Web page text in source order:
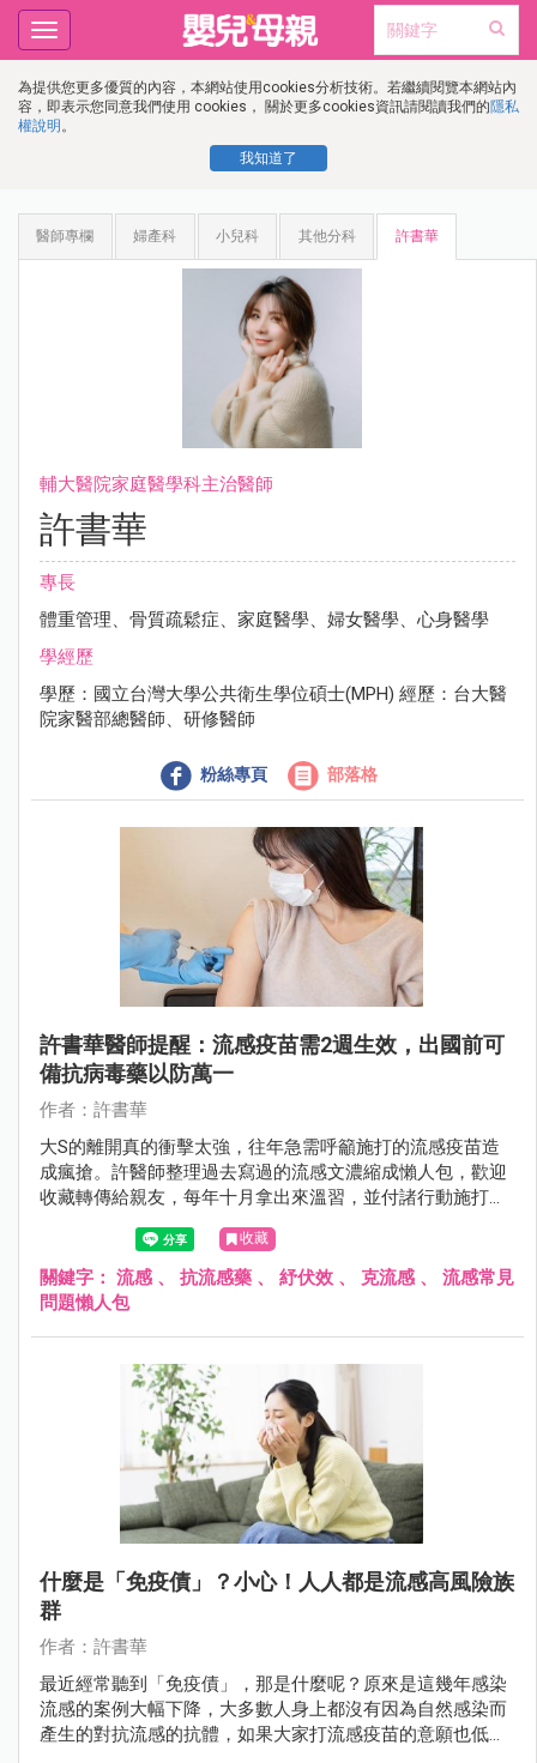
為提供您更多優質的內容，本網站使用cookies分析技術。若繼續閱覽本網站內
容，即表示您同意我們使用 cookies， 關於更多cookies資訊請閱讀我們的隱私
權說明 。
我知道了
Toggle
navigation
醫師專欄 婦產科 小兒科 其他分科 許書華
輔大醫院家庭醫學科主治醫師
許書華
專長
體重管理、骨質疏鬆症、家庭醫學、婦女醫學、心身醫學
學經歷
學歷：國立台灣大學公共衛生學位碩士(MPH) 經歷：台大醫
院家醫部總醫師、研修醫師
粉絲專頁 部落格
許書華醫師提醒：流感疫苗需2週生效，出國前可
備抗病毒藥以防萬一
作者：許書華
大S的離開真的衝擊太強，往年急需呼籲施打的流感疫苗造
成瘋搶。許醫師整理過去寫過的流感文濃縮成懶人包，歡迎
收藏轉傳給親友，每年十月拿出來溫習，並付諸行動施打
收藏
關鍵字： 流感 、 抗流感藥 、 紓伏效 、 克流感 、 流感常見
問題懶人包
什麼是「免疫債」？小心！人人都是流感高風險族
群
作者：許書華
最近經常聽到「免疫債」，那是什麼呢？原來是這幾年感染
流感的案例大幅下降，大多數人身上都沒有因為自然感染而
產生的對抗流感的抗體，如果大家打流感疫苗的意願也低